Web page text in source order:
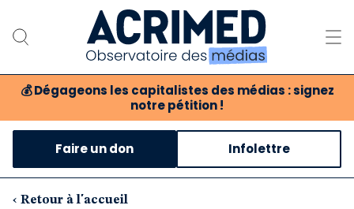
💰 Dégageons les capitalistes des médias : signez
notre pétition !
Notre association
Notre critique des médias
Nos propositions
Faire un don Infolettre
‹ Retour à l'accueil